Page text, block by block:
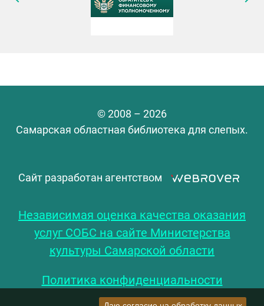
© 2008 – 2026
Самарская областная библиотека для слепых.
Сайт разработан агентством
Независимая оценка качества оказания
услуг СОБС на сайте Министерства
культуры Самарской области
Политика конфиденциальности